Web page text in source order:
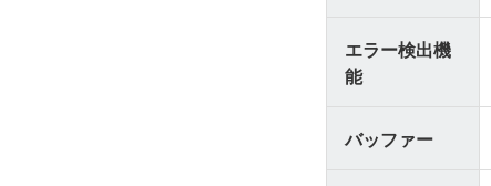
エラー検出機
能
バッファー